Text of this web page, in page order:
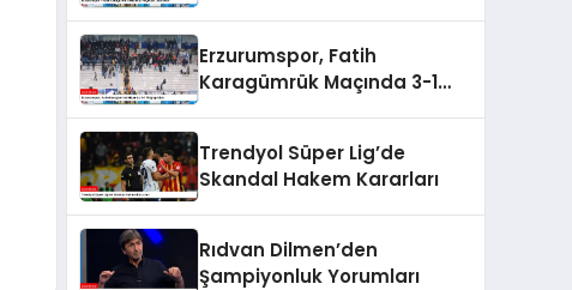
Erzurumspor, Fatih
Karagümrük Maçında 3-1
Trendyol Süper Lig’de
Skandal Hakem Kararları
Rıdvan Dilmen’den
Şampiyonluk Yorumları